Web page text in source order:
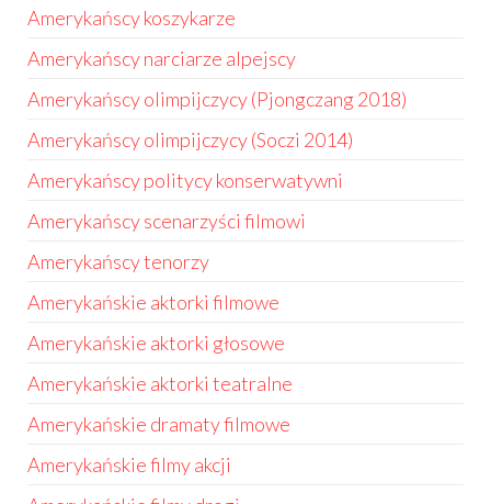
Amerykańscy koszykarze
Amerykańscy narciarze alpejscy
Amerykańscy olimpijczycy (Pjongczang 2018)
Amerykańscy olimpijczycy (Soczi 2014)
Amerykańscy politycy konserwatywni
Amerykańscy scenarzyści filmowi
Amerykańscy tenorzy
Amerykańskie aktorki filmowe
Amerykańskie aktorki głosowe
Amerykańskie aktorki teatralne
Amerykańskie dramaty filmowe
Amerykańskie filmy akcji